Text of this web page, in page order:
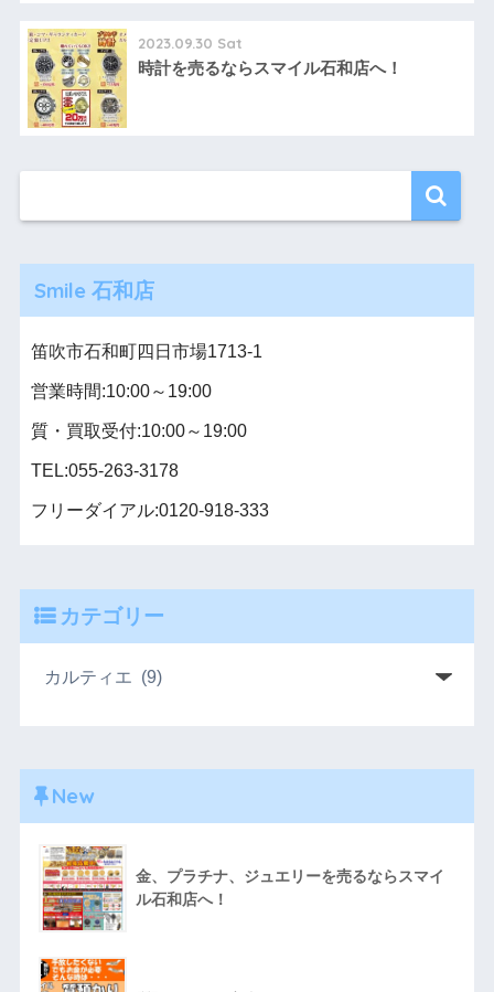
2023.09.30 Sat
時計を売るならスマイル石和店へ！
Smile 石和店
笛吹市石和町四日市場1713-1
営業時間:10:00～19:00
質・買取受付:10:00～19:00
TEL:055-263-3178
フリーダイアル:0120-918-333
カテゴリー
New
金、プラチナ、ジュエリーを売るならスマイ
ル石和店へ！